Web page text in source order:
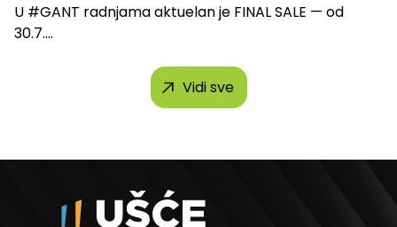
U #GANT radnjama aktuelan je FINAL SALE — od
30.7....
Vidi sve